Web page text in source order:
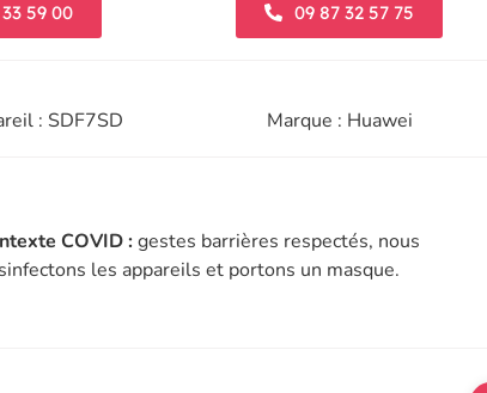
59 00 09 87 32 57 75
: SDF7SD Marque : Huawei
COVID :gestes barrières respectés, nous
les appareils et portons un masque.